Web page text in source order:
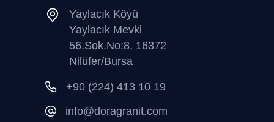
Yaylacık Köyü
Yaylacık Mevki
56.Sok.No:8, 16372
Nilüfer/Bursa
+90 (224) 413 10 19
info@doragranit.com